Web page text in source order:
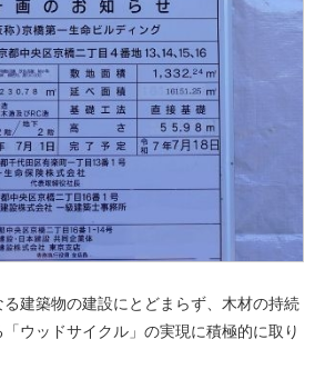
建築物の建設にとどまらず、木材の持続
ウッドサイクル」の実現に積極的に取り